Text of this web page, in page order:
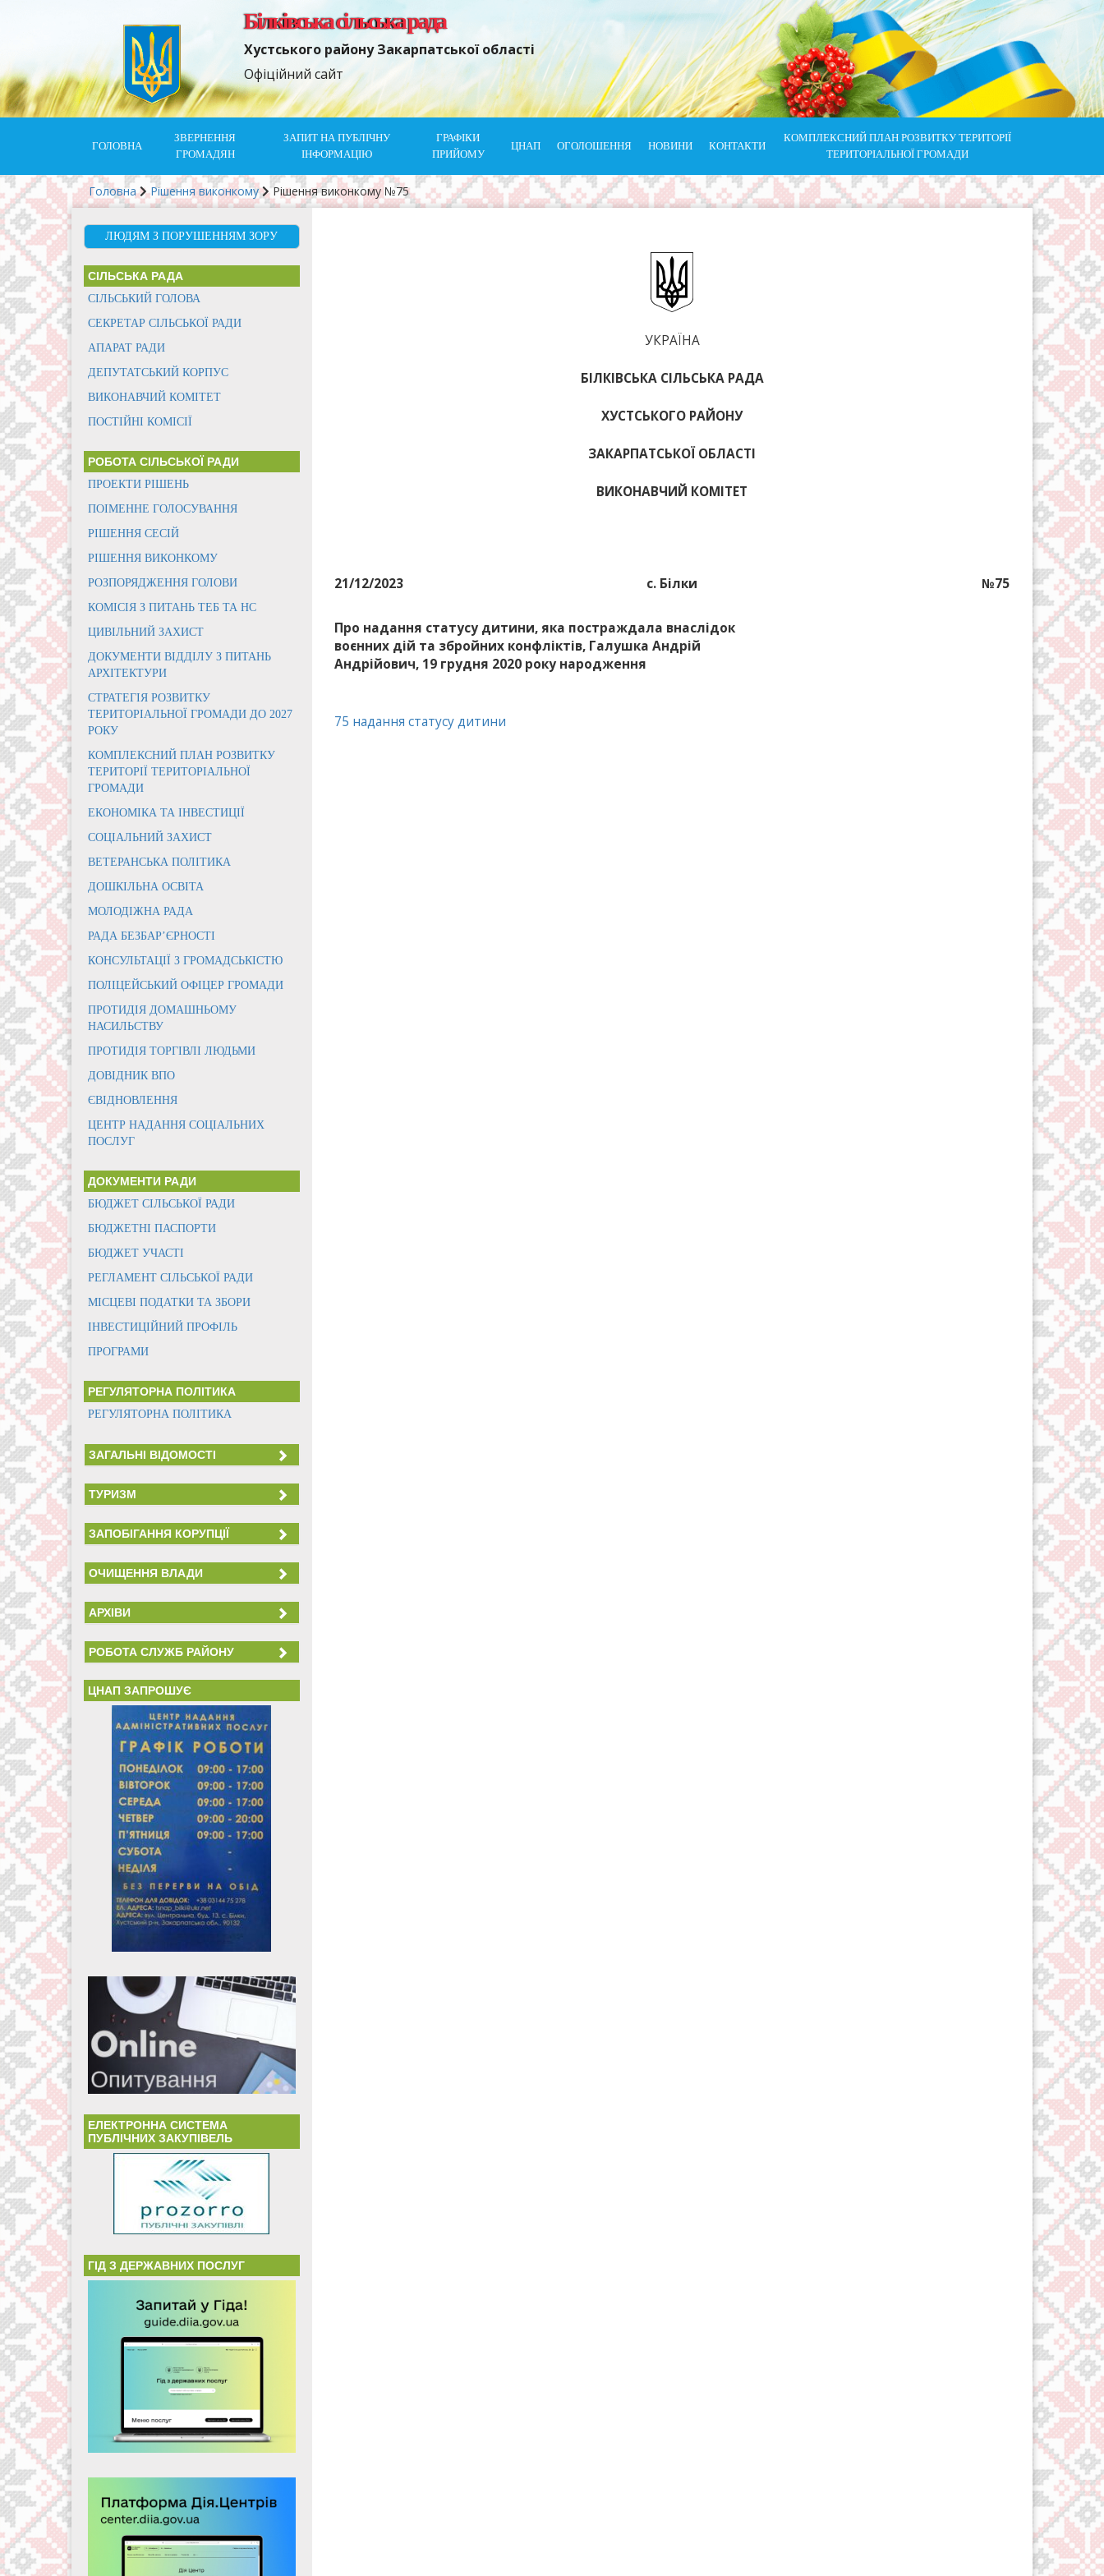
Білківська сільська рада
Хустського району Закарпатської області
Офіційний сайт
ГОЛОВНА
ЗВЕРНЕННЯ
ГРОМАДЯН
ЗАПИТ НА ПУБЛІЧНУ
ІНФОРМАЦІЮ
ГРАФІКИ
ПРИЙОМУ
ЦНАП ОГОЛОШЕННЯ НОВИНИ КОНТАКТИ
КОМПЛЕКСНИЙ ПЛАН РОЗВИТКУ ТЕРИТОРІЇ
ТЕРИТОРІАЛЬНОЇ ГРОМАДИ
Головна Рішення виконкому Рішення виконкому №75
ЛЮДЯМ З ПОРУШЕННЯМ ЗОРУ
СІЛЬСЬКА РАДА
СІЛЬСЬКИЙ ГОЛОВА
СЕКРЕТАР СІЛЬСЬКОЇ РАДИ
АПАРАТ РАДИ
ДЕПУТАТСЬКИЙ КОРПУС
ВИКОНАВЧИЙ КОМІТЕТ
ПОСТІЙНІ КОМІСІЇ
РОБОТА СІЛЬСЬКОЇ РАДИ
ПРОЕКТИ РІШЕНЬ
ПОІМЕННЕ ГОЛОСУВАННЯ
РІШЕННЯ СЕСІЙ
РІШЕННЯ ВИКОНКОМУ
РОЗПОРЯДЖЕННЯ ГОЛОВИ
КОМІСІЯ З ПИТАНЬ ТЕБ ТА НС
ЦИВІЛЬНИЙ ЗАХИСТ
ДОКУМЕНТИ ВІДДІЛУ З ПИТАНЬ
АРХІТЕКТУРИ
СТРАТЕГІЯ РОЗВИТКУ
ТЕРИТОРІАЛЬНОЇ ГРОМАДИ ДО 2027
РОКУ
КОМПЛЕКСНИЙ ПЛАН РОЗВИТКУ
ТЕРИТОРІЇ ТЕРИТОРІАЛЬНОЇ
ГРОМАДИ
ЕКОНОМІКА ТА ІНВЕСТИЦІЇ
СОЦІАЛЬНИЙ ЗАХИСТ
ВЕТЕРАНСЬКА ПОЛІТИКА
ДОШКІЛЬНА ОСВІТА
МОЛОДІЖНА РАДА
РАДА БЕЗБАР’ЄРНОСТІ
КОНСУЛЬТАЦІЇ З ГРОМАДСЬКІСТЮ
ПОЛІЦЕЙСЬКИЙ ОФІЦЕР ГРОМАДИ
ПРОТИДІЯ ДОМАШНЬОМУ
НАСИЛЬСТВУ
ПРОТИДІЯ ТОРГІВЛІ ЛЮДЬМИ
ДОВІДНИК ВПО
ЄВІДНОВЛЕННЯ
ЦЕНТР НАДАННЯ СОЦІАЛЬНИХ
ПОСЛУГ
ДОКУМЕНТИ РАДИ
БЮДЖЕТ СІЛЬСЬКОЇ РАДИ
БЮДЖЕТНІ ПАСПОРТИ
БЮДЖЕТ УЧАСТІ
РЕГЛАМЕНТ СІЛЬСЬКОЇ РАДИ
МІСЦЕВІ ПОДАТКИ ТА ЗБОРИ
ІНВЕСТИЦІЙНИЙ ПРОФІЛЬ
ПРОГРАМИ
РЕГУЛЯТОРНА ПОЛІТИКА
РЕГУЛЯТОРНА ПОЛІТИКА
ЗАГАЛЬНІ ВІДОМОСТІ
ТУРИЗМ
ЗАПОБІГАННЯ КОРУПЦІЇ
ОЧИЩЕННЯ ВЛАДИ
АРХІВИ
РОБОТА СЛУЖБ РАЙОНУ
ЦНАП ЗАПРОШУЄ
ЕЛЕКТРОННА СИСТЕМА
ПУБЛІЧНИХ ЗАКУПІВЕЛЬ
ГІД З ДЕРЖАВНИХ ПОСЛУГ
УКРАЇНА
БІЛКІВСЬКА СІЛЬСЬКА РАДА
ХУСТСЬКОГО РАЙОНУ
ЗАКАРПАТСЬКОЇ ОБЛАСТІ
ВИКОНАВЧИЙ КОМІТЕТ
21/12/2023 с. Білки №75
Про надання статусу дитини, яка постраждала внаслідок
воєнних дій та збройних конфліктів, Галушка Андрій
Андрійович, 19 грудня 2020 року народження
75 надання статусу дитини